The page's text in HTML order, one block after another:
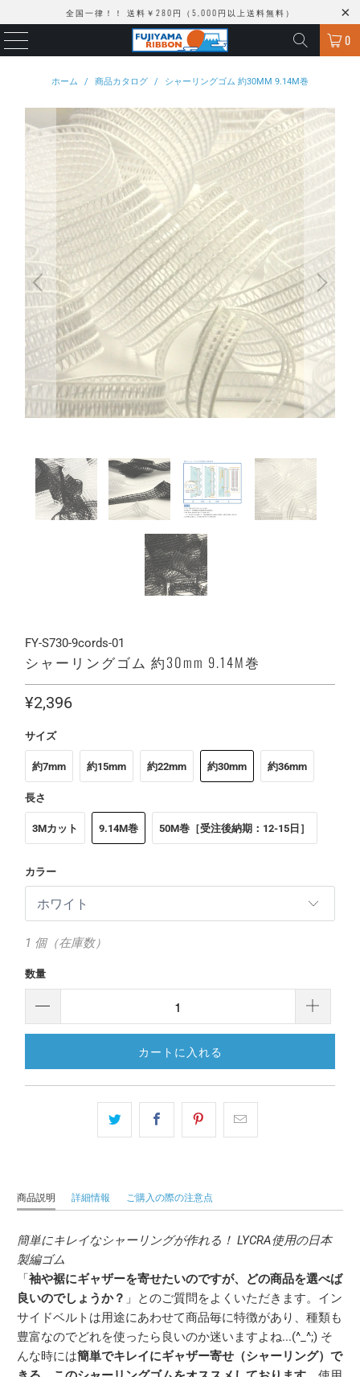
全国一律！！ 送料￥280円（5,000円以上送料無料）
0
ホーム / 商品カタログ / シャーリングゴム 約30MM 9.14M巻
FY-S730-9cords-01
シャーリングゴム 約30mm 9.14M巻
¥2,396
サイズ
約7mm 約15mm 約22mm 約30mm 約36mm
長さ
3Mカット 9.14M巻 50M巻［受注後納期：12-15日］
カラー
1 個（在庫数）
数量
カートに入れる
商品説明 詳細情報 ご購入の際の注意点
簡単にキレイなシャーリングが作れる！ LYCRA使用の日本
製編ゴム
「袖や裾にギャザーを寄せたいのですが、どの商品を選べば
良いのでしょうか？ 」とのご質問をよくいただきます。イン
サイドベルトは用途にあわせて商品毎に特徴があり、種類も
豊富なのでどれを使ったら良いのか迷いますよね...(^_^;) そ
んな時には簡単でキレイにギャザー寄せ（シャーリング）で